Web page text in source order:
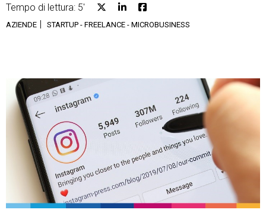
Ecommerce
Email Marketing
Financial Solutions
HR
Trust Services
TeamSystem Corporate
TeamSystem Store
Tempo di lettura: 5'
AZIENDE STARTUP - FREELANCE - MICROBUSINESS